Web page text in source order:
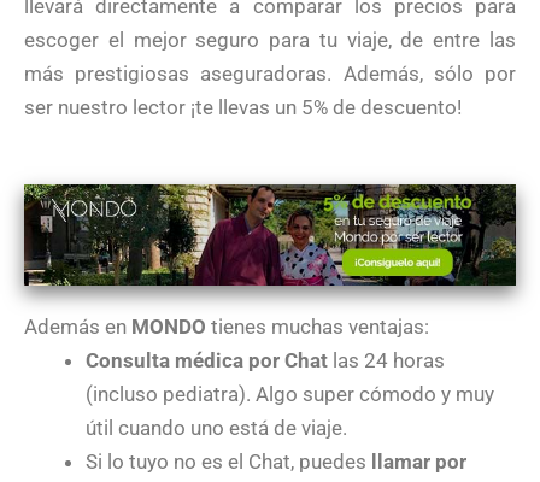
llevará directamente a comparar los precios para
escoger el mejor seguro para tu viaje, de entre las
más prestigiosas aseguradoras. Además, sólo por
ser nuestro lector ¡te llevas un 5% de descuento!
Además en MONDO tienes muchas ventajas:
Consulta médica por Chat las 24 horas
(incluso pediatra). Algo super cómodo y muy
útil cuando uno está de viaje.
Si lo tuyo no es el Chat, puedes
llamar por